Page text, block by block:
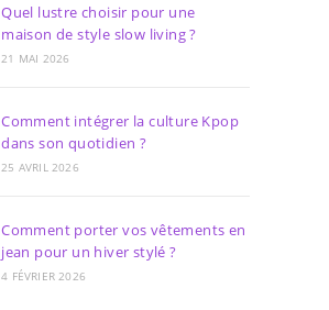
Quel lustre choisir pour une
maison de style slow living ?
21 MAI 2026
Comment intégrer la culture Kpop
dans son quotidien ?
25 AVRIL 2026
Comment porter vos vêtements en
jean pour un hiver stylé ?
4 FÉVRIER 2026